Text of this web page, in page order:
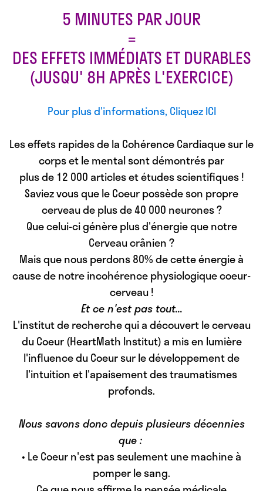
5 MINUTES PAR JOUR
=
DES EFFETS IMMÉDIATS ET DURABLES
(JUSQU' 8H APRÈS L'EXERCICE)
Pour plus d'informations, Cliquez ICI
Les effets rapides de la Cohérence Cardiaque sur le
corps et le mental sont démontrés par
plus de 12 000 articles et études scientifiques !
Saviez vous que leCoeur possède son propre
cerveaude plus de 40 000 neurones ?
Quecelui-ci génère plus d'énergieque notre
Cerveau crânien ?
Mais que nous perdons 80% de cette énergieà
cause de notre incohérence physiologique coeur-
cerveau !
Et ce n'est pas tout...
L'institut de recherche qui a découvert le cerveau
du Coeur (HeartMath Institut) a mis en lumière
l'influence du Coeur sur le développement de
l'intuition et l'apaisement des traumatismes
profonds.
Nous savons donc depuis plusieurs décennies
que :
• Le Coeur n'est pas seulement une machine à
pomper le sang.